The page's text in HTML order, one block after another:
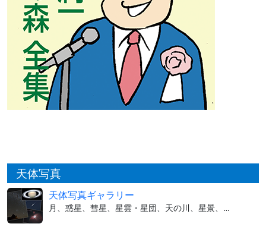
天体写真
天体写真ギャラリー
月、惑星、彗星、星雲・星団、天の川、星景、…